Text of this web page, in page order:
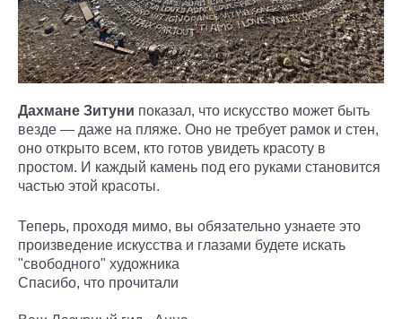
Дахмане Зитуни показал, что искусство может быть
везде — даже на пляже. Оно не требует рамок и стен,
оно открыто всем, кто готов увидеть красоту в
простом. И каждый камень под его руками становится
частью этой красоты.
Теперь, проходя мимо, вы обязательно узнаете это
произведение искусства и глазами будете искать
"свободного" художника
Спасибо, что прочитали